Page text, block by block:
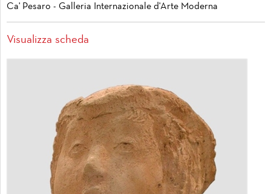
Ca' Pesaro - Galleria Internazionale d'Arte Moderna
Visualizza scheda